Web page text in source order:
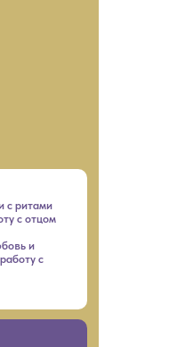
с ритами
с отцом
и
с